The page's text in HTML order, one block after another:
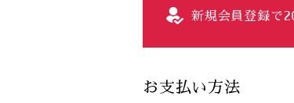
新規会員登録で
お支払い方法